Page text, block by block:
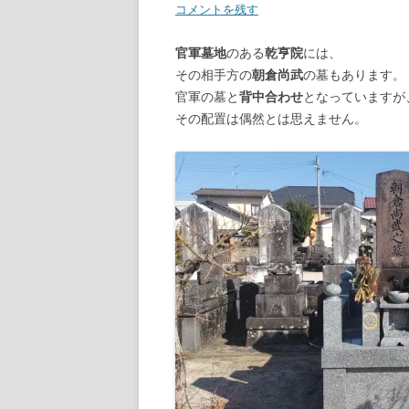
コメントを残す
官軍墓地のある乾亨院には、
その相手方の朝倉尚武の墓もあります。
官軍の墓と背中合わせとなっていますが
その配置は偶然とは思えません。